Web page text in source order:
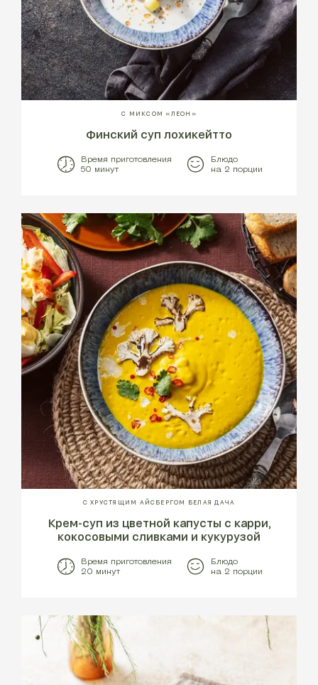
С МИКСОМ «ЛЕОН»
Финский суп лохикейтто
Время приготовления
50 минут
Блюдо
на 2 порции
С ХРУСТЯЩИМ АЙСБЕРГОМ БЕЛАЯ ДАЧА
Крем-суп из цветной капусты с карри,
кокосовыми сливками и кукурузой
Время приготовления
20 минут
Блюдо
на 2 порции